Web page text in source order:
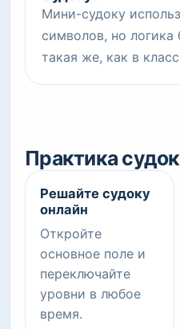
Мини-судоку
символов, но логика
такая же, как в
Практика
Решайте судоку
онлайн
Откройте
основное поле и
переключайте
уровни в любое
время.